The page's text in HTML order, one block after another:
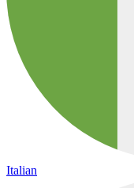
Italian